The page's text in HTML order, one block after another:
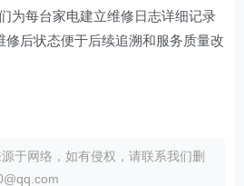
为每台家电建立维修日志详细记录
修后状态便于后续追溯和服务质量改
于网络，如有侵权，请联系我们删